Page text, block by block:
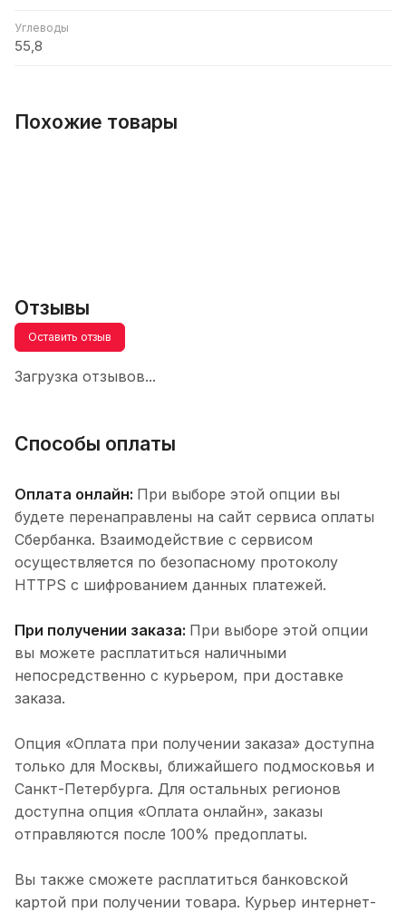
Углеводы
55,8
Похожие товары
Отзывы
Оставить отзыв
Загрузка отзывов...
Способы оплаты
Оплата онлайн: При выборе этой опции вы
будете перенаправлены на сайт сервиса оплаты
Сбербанка. Взаимодействие с сервисом
осуществляется по безопасному протоколу
HTTPS с шифрованием данных платежей.
При получении заказа: При выборе этой опции
вы можете расплатиться наличными
непосредственно с курьером, при доставке
заказа.
Опция «Оплата при получении заказа» доступна
только для Москвы, ближайшего подмосковья и
Санкт-Петербурга. Для остальных регионов
доступна опция «Оплата онлайн», заказы
отправляются после 100% предоплаты.
Вы также сможете расплатиться банковской
картой при получении товара. Курьер интернет-